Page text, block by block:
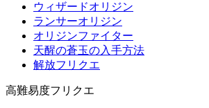
ウィザードオリジン
ランサーオリジン
オリジンファイター
天醒の蒼玉の入手方法
解放フリクエ
高難易度フリクエ